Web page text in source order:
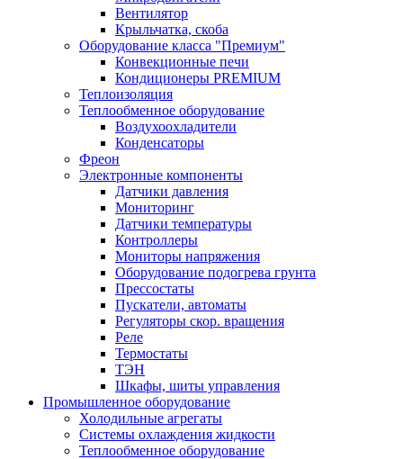
Вентилятор
Крыльчатка, скоба
Оборудование класса "Премиум"
Конвекционные печи
Кондиционеры PREMIUM
Теплоизоляция
Теплообменное оборудование
Воздухоохладители
Конденсаторы
Фреон
Электронные компоненты
Датчики давления
Мониторинг
Датчики температуры
Контроллеры
Мониторы напряжения
Оборудование подогрева грунта
Прессостаты
Пускатели, автоматы
Регуляторы скор. вращения
Реле
Термостаты
ТЭН
Шкафы, шиты управления
Промышленное оборудование
Холодильные агрегаты
Системы охлаждения жидкости
Теплообменное оборудование